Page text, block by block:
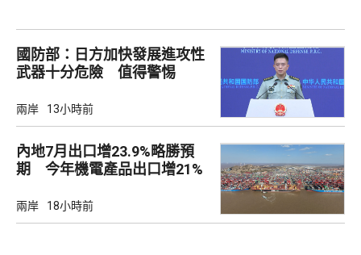
國防部：日方加快發展進攻性
武器十分危險 值得警惕
兩岸 13小時前
內地7月出口增23.9%略勝預
期 今年機電產品出口增21%
兩岸 18小時前